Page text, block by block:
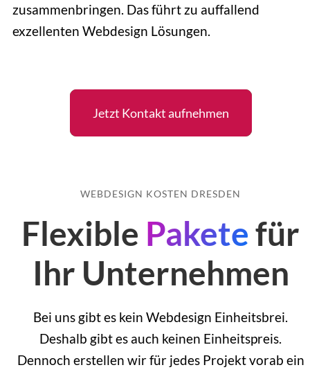
zusammenbringen. Das führt zu auffallend
exzellenten Webdesign Lösungen.
Jetzt Kontakt aufnehmen
WEBDESIGN KOSTEN DRESDEN
Flexible Paketefür
Ihr Unternehmen
Bei uns gibt es kein Webdesign Einheitsbrei.
Deshalb gibt es auch keinen Einheitspreis.
Dennoch erstellen wir für jedes Projekt vorab ein